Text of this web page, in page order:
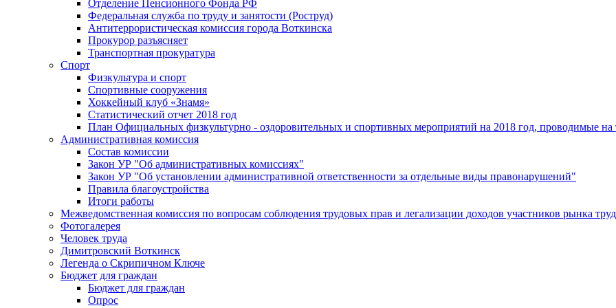
Отделение Пенсионного Фонда РФ
Федеральная служба по труду и занятости (Роструд)
Антитеррористическая комиссия города Воткинска
Прокурор разъясняет
Транспортная прокуратура
Спорт
Физкультура и спорт
Спортивные сооружения
Хоккейный клуб «Знамя»
Статистический отчет 2018 год
План Официальных физкультурно - оздоровительных и спортивных мероприятий на 2018 год, проводимые
Административная комиссия
Состав комиссии
Закон УР "Об административных комиссиях"
Закон УР "Об установлении административной ответственности за отдельные виды правонарушений"
Правила благоустройства
Итоги работы
Межведомственная комиссия по вопросам соблюдения трудовых прав и легализации доходов участников рынка
Фотогалерея
Человек труда
Димитровский Воткинск
Легенда о Скрипичном Ключе
Бюджет для граждан
Бюджет для граждан
Опрос